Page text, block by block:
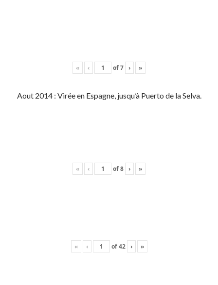
« ‹ of7 › »
Aout 2014 : Virée en Espagne, jusqu’à Puerto de la Selva.
« ‹ of8 › »
« ‹ of42 › »